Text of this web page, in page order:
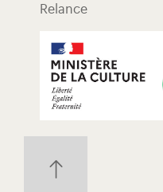
Relance